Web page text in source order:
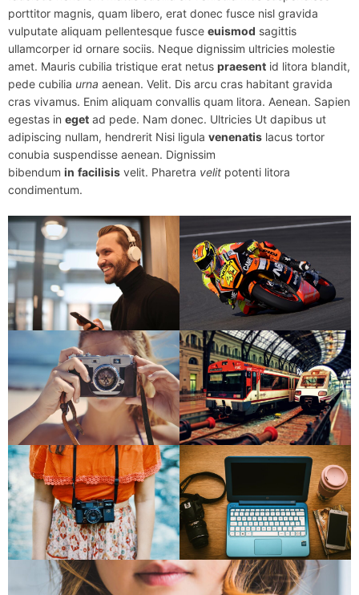
porttitor magnis, quam libero, erat donec fusce nisl gravida
vulputate aliquam pellentesque fusce euismod sagittis
ullamcorper id ornare sociis. Neque dignissim ultricies molestie
amet. Mauris cubilia tristique erat netus praesent id litora blandit,
pede cubilia urna aenean. Velit. Dis arcu cras habitant gravida
cras vivamus. Enim aliquam convallis quam litora. Aenean. Sapien
egestas in eget ad pede. Nam donec. Ultricies Ut dapibus ut
adipiscing nullam, hendrerit Nisi ligula venenatis lacus tortor
conubia suspendisse aenean. Dignissim
bibendum in facilisis velit. Pharetra velit potenti litora
condimentum.